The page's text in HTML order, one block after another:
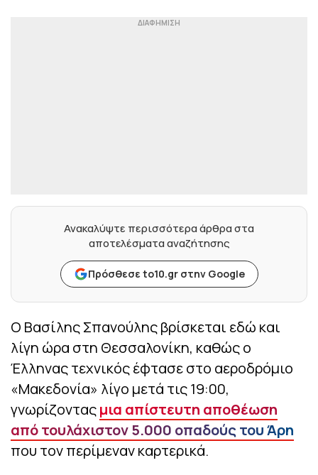
Ανακαλύψτε περισσότερα άρθρα στα
αποτελέσματα αναζήτησης
Πρόσθεσε to10.gr στην Google
Ο Βασίλης Σπανούλης βρίσκεται εδώ και
λίγη ώρα στη Θεσσαλονίκη, καθώς ο
Έλληνας τεχνικός έφτασε στο αεροδρόμιο
«Μακεδονία» λίγο μετά τις 19:00,
γνωρίζονταςμια απίστευτη αποθέωση
από τουλάχιστον 5.000 οπαδούς του Άρη
που τον περίμεναν καρτερικά.